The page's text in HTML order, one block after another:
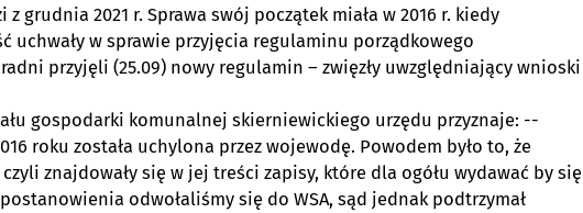
grudnia 2021 r. Sprawa swój początek miała w 2016 r. kiedy
uchwały w sprawie przyjęcia regulaminu porządkowego
przyjęli (25.09) nowy regulamin – zwięzły uwzględniający wnioski
gospodarki komunalnej skierniewickiego urzędu przyznaje: --
roku została uchylona przez wojewodę. Powodem było to, że
znajdowały się w jej treści zapisy, które dla ogółu wydawać by się
odwołaliśmy się do WSA, sąd jednak podtrzymał